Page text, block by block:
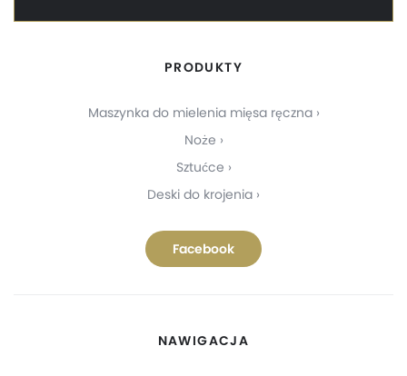
PRODUKTY
Maszynka do mielenia mięsa ręczna
Noże
Sztućce
Deski do krojenia
Facebook
NAWIGACJA